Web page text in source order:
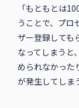
「もともとは
うことで、プロ
ザー登録しても
なってしまうと
められなかった
が発生してしま